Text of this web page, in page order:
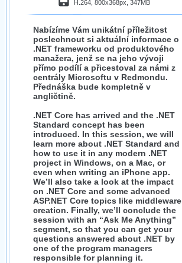
H.264, 800x368px, 347MB
Nabízíme Vám unikátní příležitost
poslechnout si aktuální informace o
.NET frameworku od produktového
manažera, jenž se na jeho vývoji
přímo podílí a přicestoval za námi z
centrály Microsoftu v Redmondu.
Přednáška bude kompletně v
angličtině.
.NET Core has arrived and the .NET
Standard concept has been
introduced. In this session, we will
learn more about .NET Standard and
how to use it in any modern .NET
project in Windows, on a Mac, or
even when writing an iPhone app.
We’ll also take a look at the impact
on .NET Core and some advanced
ASP.NET Core topics like middleware
creation. Finally, we’ll conclude the
session with an “Ask Me Anything”
segment, so that you can get your
questions answered about .NET by
one of the program managers
responsible for planning it.